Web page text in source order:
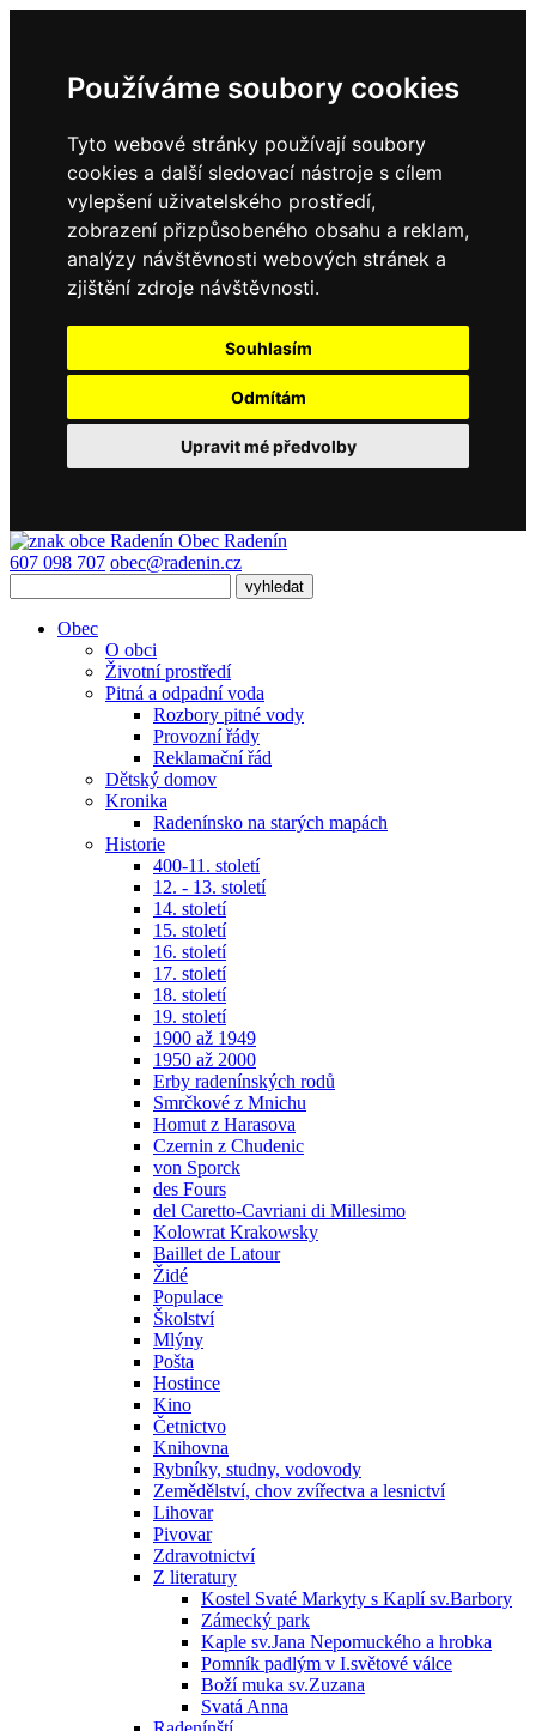
Používáme soubory cookies
Tyto webové stránky používají soubory
cookies a další sledovací nástroje s cílem
vylepšení uživatelského prostředí,
zobrazení přizpůsobeného obsahu a reklam,
analýzy návštěvnosti webových stránek a
zjištění zdroje návštěvnosti.
Souhlasím
Odmítám
Upravit mé předvolby
Obec Radenín
607 098 707 obec@radenin.cz
Obec
O obci
Životní prostředí
Pitná a odpadní voda
Rozbory pitné vody
Provozní řády
Reklamační řád
Dětský domov
Kronika
Radenínsko na starých mapách
Historie
400-11. století
12. - 13. století
14. století
15. století
16. století
17. století
18. století
19. století
1900 až 1949
1950 až 2000
Erby radenínských rodů
Smrčkové z Mnichu
Homut z Harasova
Czernin z Chudenic
von Sporck
des Fours
del Caretto-Cavriani di Millesimo
Kolowrat Krakowsky
Baillet de Latour
Židé
Populace
Školství
Mlýny
Pošta
Hostince
Kino
Četnictvo
Knihovna
Rybníky, studny, vodovody
Zemědělství, chov zvířectva a lesnictví
Lihovar
Pivovar
Zdravotnictví
Z literatury
Kostel Svaté Markyty s Kaplí sv.Barbory
Zámecký park
Kaple sv.Jana Nepomuckého a hrobka
Pomník padlým v I.světové válce
Boží muka sv.Zuzana
Svatá Anna